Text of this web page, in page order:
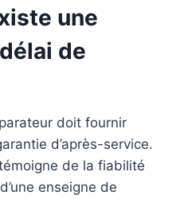
une
de
doit fournir
d’après-service.
de la fiabilité
enseigne de